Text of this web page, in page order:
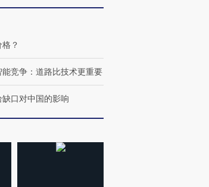
北宜昌局部短时降雨
毫米 紧急转移近
人
米
别呈现】寻找100种
意思的生活方式·第三对
CFO：不靠规模取胜，华
？
竞争：道路比技术更重要
口对中国的影响